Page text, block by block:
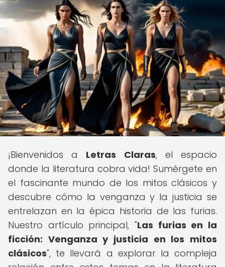
¡Bienvenidos a Letras Claras, el espacio
donde la literatura cobra vida! Sumérgete en
el fascinante mundo de los mitos clásicos y
descubre cómo la venganza y la justicia se
entrelazan en la épica historia de las furias.
Nuestro artículo principal, "Las furias en la
ficción: Venganza y justicia en los mitos
clásicos", te llevará a explorar la compleja